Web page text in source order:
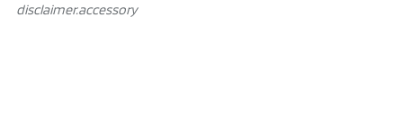
disclaimer.аccessory